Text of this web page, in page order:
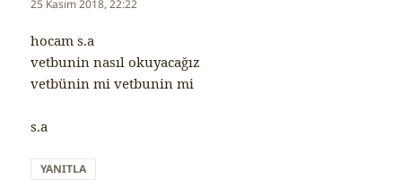
25 Kasım 2018, 22:22
hocam s.a
vetbunin nasıl okuyacağız
vetbünin mi vetbunin mi
s.a
YANITLA